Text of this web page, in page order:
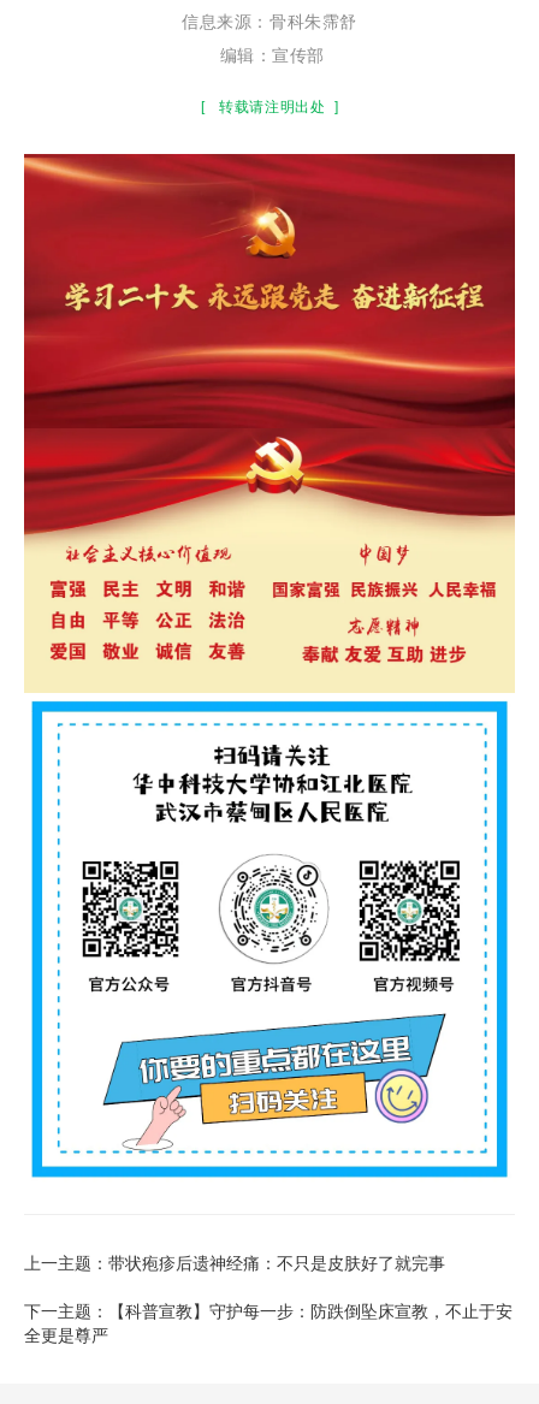
信息来源：骨科朱霈舒
编辑：宣传部
[ 转载请注明出处 ]
上一主题：带状疱疹后遗神经痛：不只是皮肤好了就完事
下一主题：【科普宣教】守护每一步：防跌倒坠床宣教，不止于安
全更是尊严